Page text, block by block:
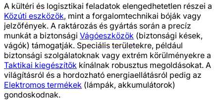
A kültéri és logisztikai feladatok elengedhetetlen részei a
Közúti eszközök, mint a forgalomtechnikai bóják vagy
jelzőfények. A raktározás és gyártás során a precíz
munkát a biztonsági Vágóeszközök (biztonsági kések,
vágók) támogatják. Speciális területekre, például
biztonsági szolgálatoknak vagy extrém körülményekre a
Taktikai kiegészítők kínálnak robusztus megoldásokat. A
világításról és a hordozható energiaellátásról pedig az
Elektromos termékek (lámpák, akkumulátorok)
gondoskodnak.